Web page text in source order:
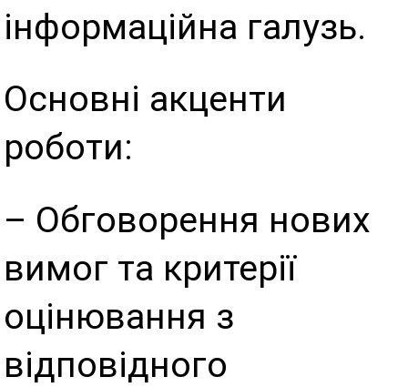
інформаційна галузь.
Основні акценти
роботи:
– Обговорення нових
вимог та критерії
оцінювання з
відповідного